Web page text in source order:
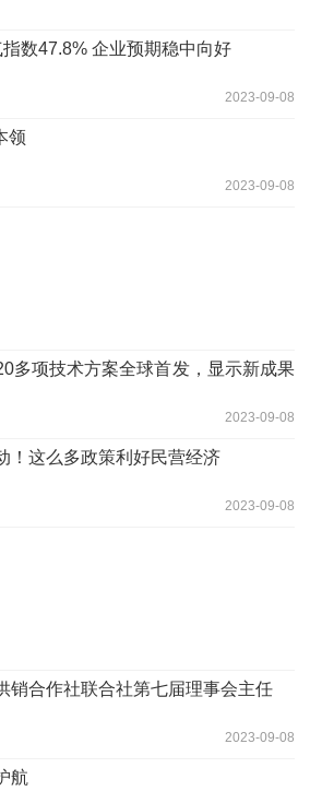
数47.8% 企业预期稳中向好
2023-09-08
领
2023-09-08
多项技术方案全球首发，显示新成果
2023-09-08
！这么多政策利好民营经济
2023-09-08
销合作社联合社第七届理事会主任
2023-09-08
航